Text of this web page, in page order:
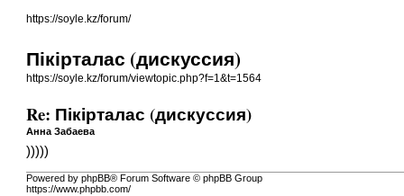
https://soyle.kz/forum/
Пікірталас (дискуссия)
https://soyle.kz/forum/viewtopic.php?f=1&t=1564
Re: Пікірталас (дискуссия)
Анна Забаева
)))))
Powered by phpBB® Forum Software © phpBB Group
https://www.phpbb.com/